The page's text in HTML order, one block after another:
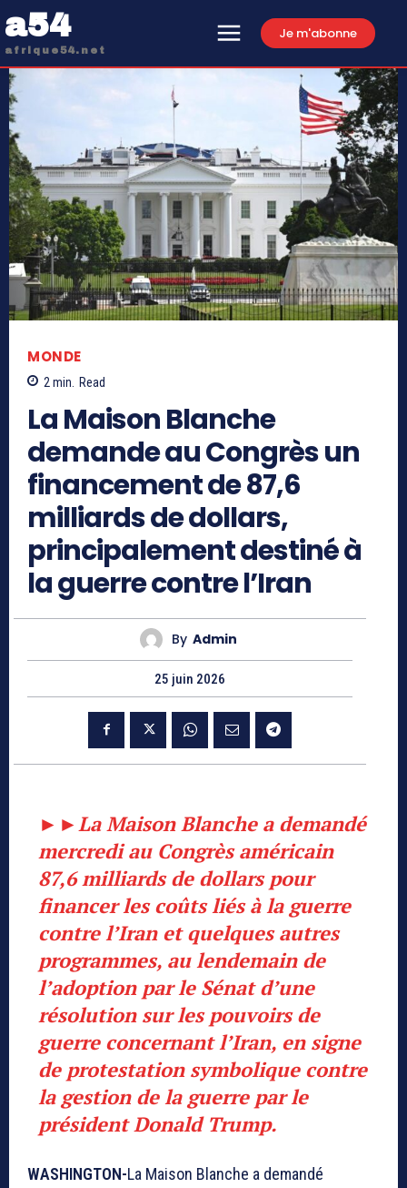
a54
afrique54.net
Je m'abonne
MONDE
2 min. Read
La Maison Blanche
demande au Congrès un
financement de 87,6
milliards de dollars,
principalement destiné à
la guerre contre l’Iran
By Admin
25 juin 2026
►►La Maison Blanche a demandé
mercredi au Congrès américain
87,6 milliards de dollars pour
financer les coûts liés à la guerre
contre l’Iran et quelques autres
programmes, au lendemain de
l’adoption par le Sénat d’une
résolution sur les pouvoirs de
guerre concernant l’Iran, en signe
de protestation symbolique contre
la gestion de la guerre par le
président Donald Trump.
WASHINGTON-La Maison Blanche a demandé